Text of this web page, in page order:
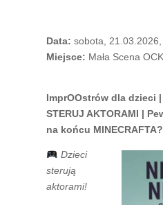
Data: sobota,
Miejsce: Mała Scena OCK
ImprOOstrów dla dzieci |
STERUJ AKTORAMI |
na końcu MINECRAFTA?
Dzieci
sterują
aktorami!